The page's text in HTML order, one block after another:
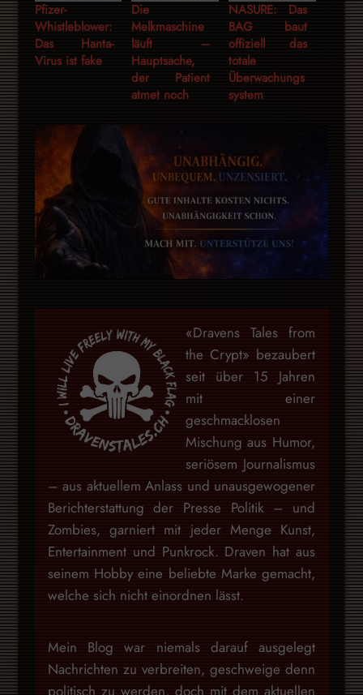
Pfizer-
Whistleblower:
Das Hanta-
Virus ist fake
Die
Melkmaschine
läuft –
Hauptsache,
der Patient
atmet noch
NASURE: Das
BAG baut
offiziell das
totale
Überwachungs
system
«Dravens Tales from
the Crypt» bezaubert
seit über 15 Jahren
mit einer
geschmacklosen
Mischung aus Humor,
seriösem Journalismus
– aus aktuellem Anlass und unausgewogener
Berichterstattung der Presse Politik – und
Zombies, garniert mit jeder Menge Kunst,
Entertainment und Punkrock. Draven hat aus
seinem Hobby eine beliebte Marke gemacht,
welche sich nicht einordnen lässt.
Mein Blog war niemals darauf ausgelegt
Nachrichten zu verbreiten, geschweige denn